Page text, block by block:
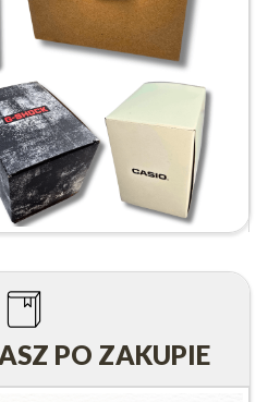
PO ZAKUPIE